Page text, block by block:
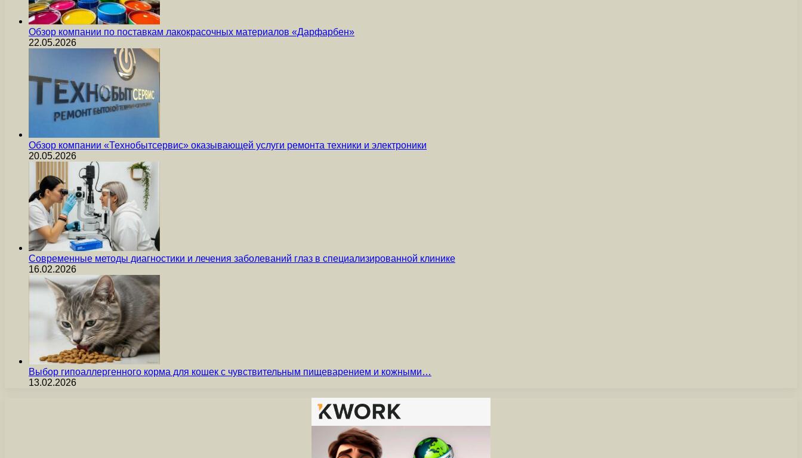
Обзор компании по поставкам лакокрасочных материалов «Дарфарбен»
22.05.2026
Обзор компании «Технобытсервис» оказывающей услуги ремонта техники и электроники
20.05.2026
Современные методы диагностики и лечения заболеваний глаз в специализированной клинике
16.02.2026
Выбор гипоаллергенного корма для кошек с чувствительным пищеварением и кожными…
13.02.2026